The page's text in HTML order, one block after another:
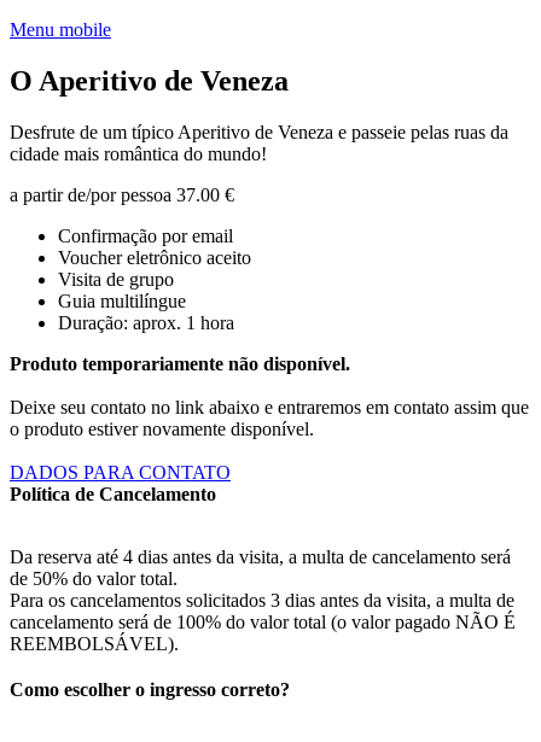
Menu mobile
O Aperitivo de Veneza
Desfrute de um típico Aperitivo de Veneza e passeie pelas ruas da
cidade mais romântica do mundo!
a partir de/por pessoa 37.00 €
Confirmação por email
Voucher eletrônico aceito
Visita de grupo
Guia multilíngue
Duração: aprox. 1 hora
Produto temporariamente não disponível.
Deixe seu contato no link abaixo e entraremos em contato assim que
o produto estiver novamente disponível.
DADOS PARA CONTATO
Política de Cancelamento
Da reserva até 4 dias antes da visita, a multa de cancelamento será
de 50% do valor total.
Para os cancelamentos solicitados 3 dias antes da visita, a multa de
cancelamento será de 100% do valor total (o valor pagado NÃO É
REEMBOLSÁVEL).
Como escolher o ingresso correto?